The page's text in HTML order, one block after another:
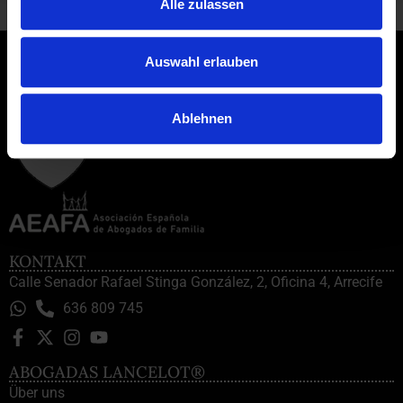
Alle zulassen
Auswahl erlauben
Ablehnen
KONTAKT
Calle Senador Rafael Stinga González, 2, Oficina 4, Arrecife
636 809 745
ABOGADAS LANCELOT®
Über uns